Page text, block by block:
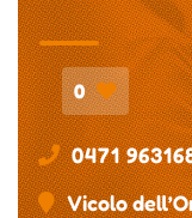
0
0471
Vicolo